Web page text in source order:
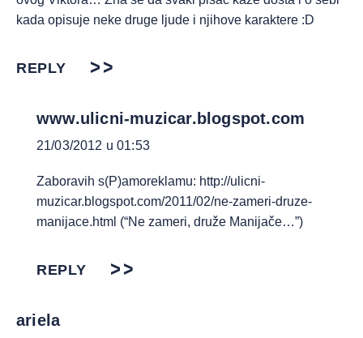
kada opisuje neke druge ljude i njihove karaktere :D
REPLY
www.ulicni-muzicar.blogspot.com
21/03/2012 u 01:53
Zaboravih s(P)amoreklamu: http://ulicni-
muzicar.blogspot.com/2011/02/ne-zameri-druze-
manijace.html (“Ne zameri, druže Manijače…”)
REPLY
ariela